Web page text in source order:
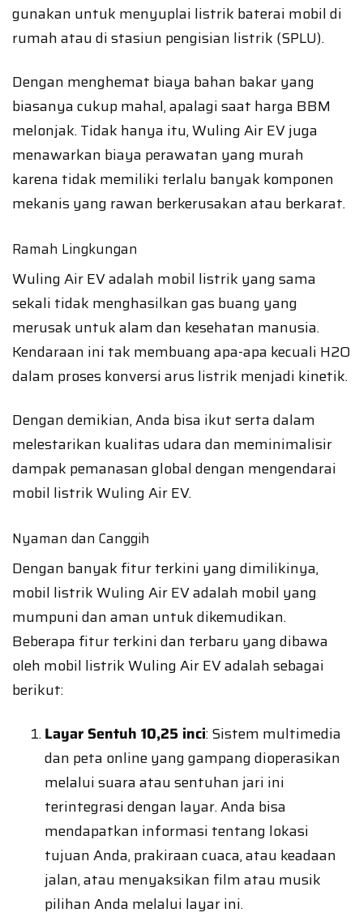
gunakan untuk menyuplai listrik baterai mobil di
rumah atau di stasiun pengisian listrik (SPLU).
Dengan menghemat biaya bahan bakar yang
biasanya cukup mahal, apalagi saat harga BBM
melonjak. Tidak hanya itu, Wuling Air EV juga
menawarkan biaya perawatan yang murah
karena tidak memiliki terlalu banyak komponen
mekanis yang rawan berkerusakan atau berkarat.
Ramah Lingkungan
Wuling Air EV adalah mobil listrik yang sama
sekali tidak menghasilkan gas buang yang
merusak untuk alam dan kesehatan manusia.
Kendaraan ini tak membuang apa-apa kecuali H2O
dalam proses konversi arus listrik menjadi kinetik.
Dengan demikian, Anda bisa ikut serta dalam
melestarikan kualitas udara dan meminimalisir
dampak pemanasan global dengan mengendarai
mobil listrik Wuling Air EV.
Nyaman dan Canggih
Dengan banyak fitur terkini yang dimilikinya,
mobil listrik Wuling Air EV adalah mobil yang
mumpuni dan aman untuk dikemudikan.
Beberapa fitur terkini dan terbaru yang dibawa
oleh mobil listrik Wuling Air EV adalah sebagai
berikut:
Layar Sentuh 10,25 inci: Sistem multimedia
dan peta online yang gampang dioperasikan
melalui suara atau sentuhan jari ini
terintegrasi dengan layar. Anda bisa
mendapatkan informasi tentang lokasi
tujuan Anda, prakiraan cuaca, atau keadaan
jalan, atau menyaksikan film atau musik
pilihan Anda melalui layar ini.